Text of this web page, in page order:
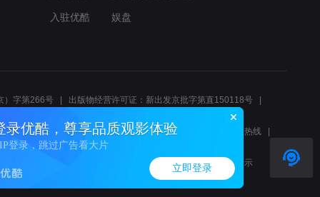
录优酷，尊享品质观影体验
登录，跳过广告看大片
立即登录
入驻优酷 娱盘
）字第266号
出版物经营许可证：新出发京批字第直150118号
报警服务
北京互联网举报中心
北京12345文化市场举报热线
、邮箱youkujubao@service.alibaba.com
廉正举报邮箱：wenyulianzheng@alibaba-inc.com
算法公示